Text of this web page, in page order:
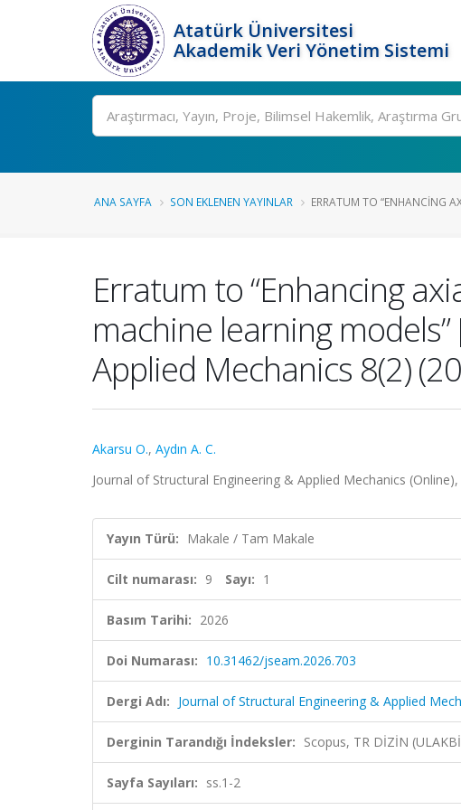
Atatürk Üniversitesi
Akademik Veri Yönetim Sistemi
Ara
ANA SAYFA SON EKLENEN YAYINLAR ERRATUM TO “ENHANCING
Erratum to “Enhancing
machine learning
Applied Mechanics 8(2)
Akarsu O., Aydın A. C.
Journal of Structural Engineering & Applied Mechanics
Yayın Türü: Makale / Tam Makale
Cilt numarası: 9 Sayı: 1
Basım Tarihi: 2026
Doi Numarası: 10.31462/jseam.2026.703
Dergi Adı: Journal of Structural Engineering & Applied
Derginin Tarandığı İndeksler: Scopus, TR DİZİN
Sayfa Sayıları: ss.1-2